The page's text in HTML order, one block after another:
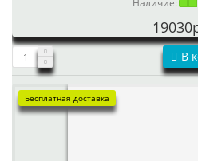
Наличие:
В
Бесплатная доставка